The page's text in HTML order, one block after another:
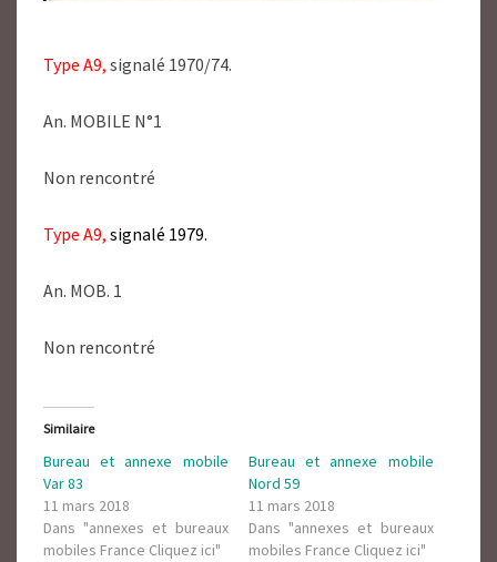
Type A9, signalé 1970/74.
An. MOBILE N°1
Non rencontré
Type A9, signalé 1979.
An. MOB. 1
Non rencontré
Similaire
Bureau et annexe mobile
Var 83
11 mars 2018
Dans "annexes et bureaux
mobiles France Cliquez ici"
Bureau et annexe mobile
Nord 59
11 mars 2018
Dans "annexes et bureaux
mobiles France Cliquez ici"